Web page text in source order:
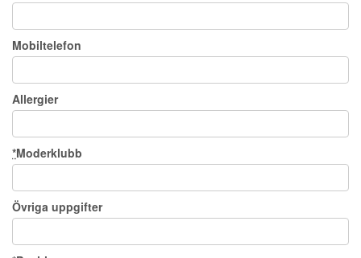
Mobiltelefon
Allergier
*Moderklubb
Övriga uppgifter